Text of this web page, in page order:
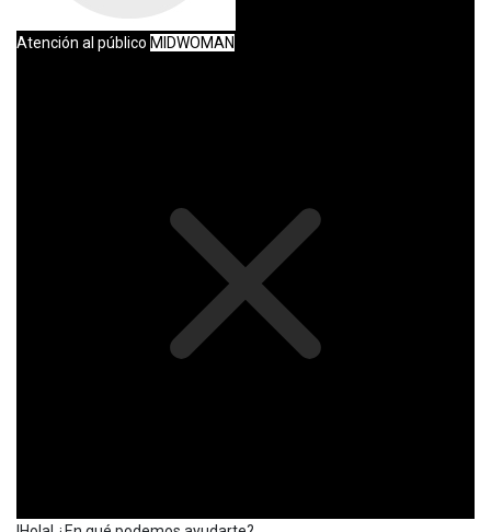
Atención al público MIDWOMAN